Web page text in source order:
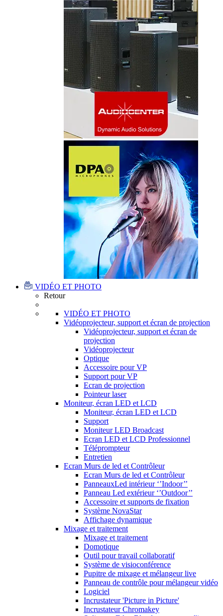
VIDÉO ET PHOTO
Retour
VIDÉO ET PHOTO
Vidéoprojecteur, support et écran de projection
Vidéoprojecteur, support et écran de
projection
Vidéoprojecteur
Optique
Accessoire pour VP
Support pour VP
Ecran de projection
Pointeur laser
Moniteur, écran LED et LCD
Moniteur, écran LED et LCD
Support
Moniteur LED Broadcast
Ecran LED et LCD Professionnel
Téléprompteur
Entretien
Ecran Murs de led et Contrôleur
Ecran Murs de led et Contrôleur
PanneauxLed intérieur ‘’Indoor’’
Panneau Led extérieur ‘’Outdoor’’
Accessoire et supports de fixation
Système NovaStar
Affichage dynamique
Mixage et traitement
Mixage et traitement
Domotique
Outil pour travail collaboratif
Système de visioconférence
Pupitre de mixage et mélangeur live
Panneau de contrôle pour mélangeur vidéo
Logiciel
Incrustateur 'Picture in Picture'
Incrustateur Chromakey